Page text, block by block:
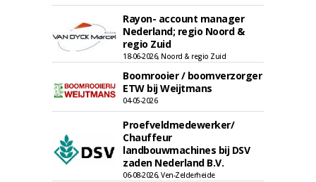
Rayon- account manager
Nederland; regio Noord &
regio Zuid
18-06-2026, Noord & regio Zuid
Boomrooier / boomverzorger
ETW bij Weijtmans
04-05-2026
Proefveldmedewerker/
Chauffeur
landbouwmachines bij DSV
zaden Nederland B.V.
06-08-2026, Ven-Zelderheide